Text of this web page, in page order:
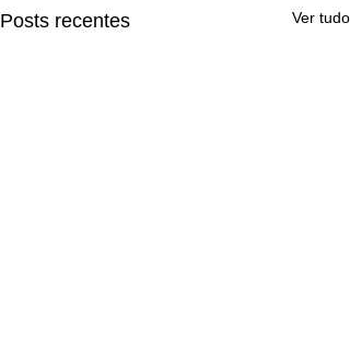
Posts recentes Ver tudo